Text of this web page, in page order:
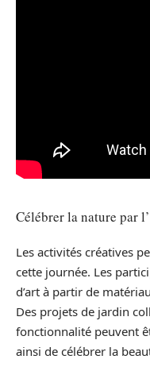
Célébrer la nature par
Les activités créatives
cette journée. Les
d’art à partir de
Des projets de jardin
fonctionnalité peuvent
ainsi de célébrer la